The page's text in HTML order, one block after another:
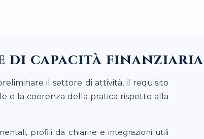
di capacità finanziaria
il settore di attività, il requisito
e la coerenza della pratica rispetto alla
profili da chiarire e integrazioni utili